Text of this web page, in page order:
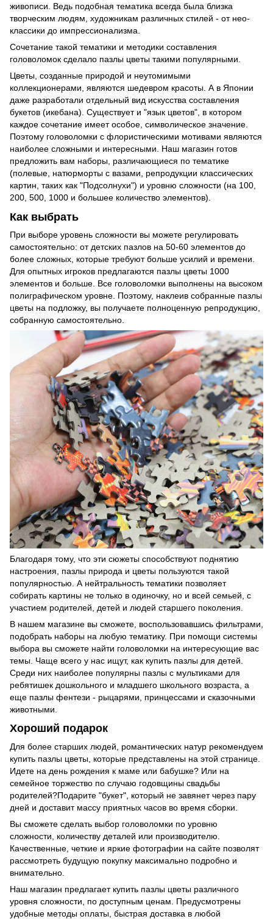
живописи. Ведь подобная тематика всегда была близка
творческим людям, художникам различных стилей - от нео-
классики до импрессионализма.
Сочетание такой тематики и методики составления
головоломок сделало пазлы цветы такими популярными.
Цветы, созданные природой и неутомимыми
коллекционерами, являются шедевром красоты. А в Японии
даже разработали отдельный вид искусства составления
букетов (икебана). Существует и "язык цветов", в котором
каждое сочетание имеет особое, символическое значение.
Поэтому головоломки с флористическими мотивами являются
наиболее сложными и интересными. Наш магазин готов
предложить вам наборы, различающиеся по тематике
(полевые, натюрморты с вазами, репродукции классических
картин, таких как "Подсолнухи") и уровню сложности (на 100,
200, 500, 1000 и большее количество элементов).
Как выбрать
При выборе уровень сложности вы можете регулировать
самостоятельно: от детских пазлов на 50-60 элементов до
более сложных, которые требуют больше усилий и времени.
Для опытных игроков предлагаются пазлы цветы 1000
элементов и больше. Все головоломки выполнены на высоком
полиграфическом уровне. Поэтому, наклеив собранные пазлы
цветы на подложку, вы получаете полноценную репродукцию,
собранную самостоятельно.
Благодаря тому, что эти сюжеты способствуют поднятию
настроения, пазлы природа и цветы пользуются такой
популярностью. А нейтральность тематики позволяет
собирать картины не только в одиночку, но и всей семьей, с
участием родителей, детей и людей старшего поколения.
В нашем магазине вы сможете, воспользовавшись фильтрами,
подобрать наборы на любую тематику. При помощи системы
выбора вы сможете найти головоломки на интересующие вас
темы. Чаще всего у нас ищут, как купить пазлы для детей.
Среди них наиболее популярны пазлы с мультиками для
ребятишек дошкольного и младшего школьного возраста, а
еще пазлы фентези - рыцарями, принцессами и сказочными
животными.
Хороший подарок
Для более старших людей, романтических натур рекомендуем
купить пазлы цветы, которые представлены на этой странице.
Идете на день рождения к маме или бабушке? Или на
семейное торжество по случаю годовщины свадьбы
родителей?Подарите "букет", который не завянет через пару
дней и доставит массу приятных часов во время сборки.
Вы сможете сделать выбор головоломки по уровню
сложности, количеству деталей или производителю.
Качественные, четкие и яркие фотографии на сайте позволят
рассмотреть будущую покупку максимально подробно и
внимательно.
Наш магазин предлагает купить пазлы цветы различного
уровня сложности, по доступным ценам. Предусмотрены
удобные методы оплаты, быстрая доставка в любой